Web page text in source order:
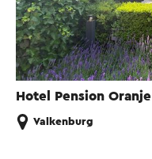
Hotel Pension Oranje
Valkenburg